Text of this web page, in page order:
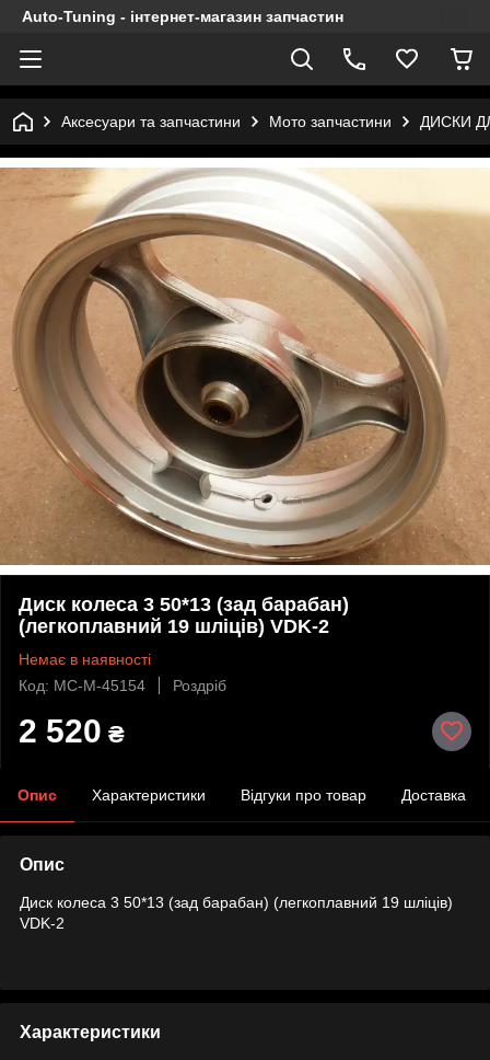
Auto-Tuning - інтернет-магазин запчастин
Аксесуари та запчастини Мото запчастини ДИСКИ
Диск колеса 3 50*13 (зад барабан)
(легкоплавний 19 шліців) VDK-2
Немає в наявності
Код: MC-M-45154
Роздріб
2 520 ₴
Опис Характеристики Відгуки про товар Доставка
Опис
Диск колеса 3 50*13 (зад барабан) (легкоплавний 19 шліців)
VDK-2
Характеристики